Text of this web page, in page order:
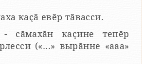
каҫӑ евӗр тӑвасси.
- сӑмахӑн каҫине тепӗр
(«...» вырӑнне «ааа»